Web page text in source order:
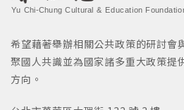
Yu Chi-Chung Cultural & Education
希望藉著舉辦相關公共政策的研討會
聚國人共識並為國家諸多重大政策提
方向。